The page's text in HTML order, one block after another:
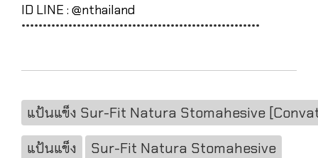
ID LINE : @nthailand
********************************************************
แป้นแข็ง Sur-Fit Natura Stomahesive
แป้นแข็ง
Sur-Fit Natura Stomahesive